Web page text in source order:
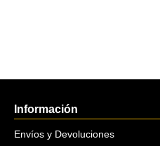
Información
Envíos y Devoluciones